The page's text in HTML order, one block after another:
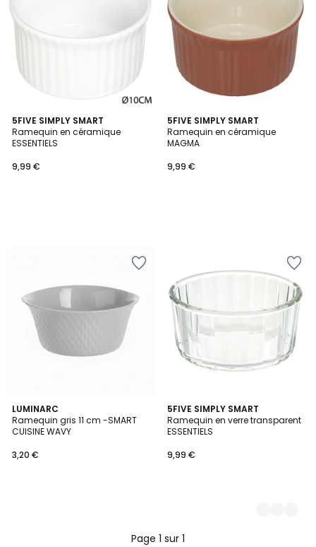
5FIVE SIMPLY SMART
Ramequin en céramique
ESSENTIELS
9,99 €
5FIVE SIMPLY SMART
Ramequin en céramique
MAGMA
9,99 €
LUMINARC
Ramequin gris 11 cm -SMART
CUISINE WAVY
3,20 €
5FIVE SIMPLY SMART
Ramequin en verre transparent
ESSENTIELS
9,99 €
2
Couleurs
Page 1 sur 1